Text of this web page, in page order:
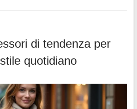
di tendenza per
quotidiano